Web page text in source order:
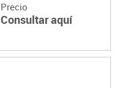
Precio
Consultar aquí